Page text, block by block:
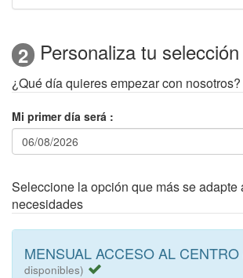
2 Personaliza tu selección
¿Qué día quieres empezar con nosotros?
Mi primer día será :
Seleccione la opción que más se adapte
necesidades
MENSUAL ACCESO AL CENTRO
disponibles)